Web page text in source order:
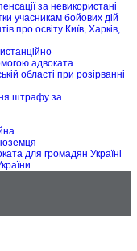
за невикористані
учасникам бойових дій
про освіту Київ, Харків,
адвоката
області при розірванні
штрафу за
для громадян Україні